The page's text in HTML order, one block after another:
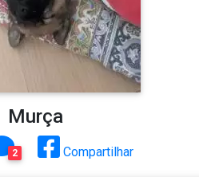
Murça
2 Compartilhar